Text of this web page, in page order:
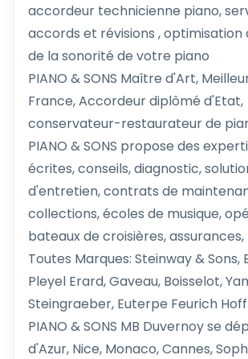
accordeur technicienne piano,
accords et révisions ,
de la sonorité de votre piano
PIANO & SONS Maître d'Art,
France, Accordeur diplômé d'Etat,
conservateur-restaurateur de
PIANO & SONS propose des
écrites, conseils, diagnostic,
d'entretien, contrats de
collections, écoles de musique,
bateaux de croisières, assurances,
Toutes Marques: Steinway & Sons,
Pleyel Erard, Gaveau, Boisselot,
Steingraeber, Euterpe Feurich
PIANO & SONS MB Duvernoy se
d'Azur, Nice, Monaco, Cannes,